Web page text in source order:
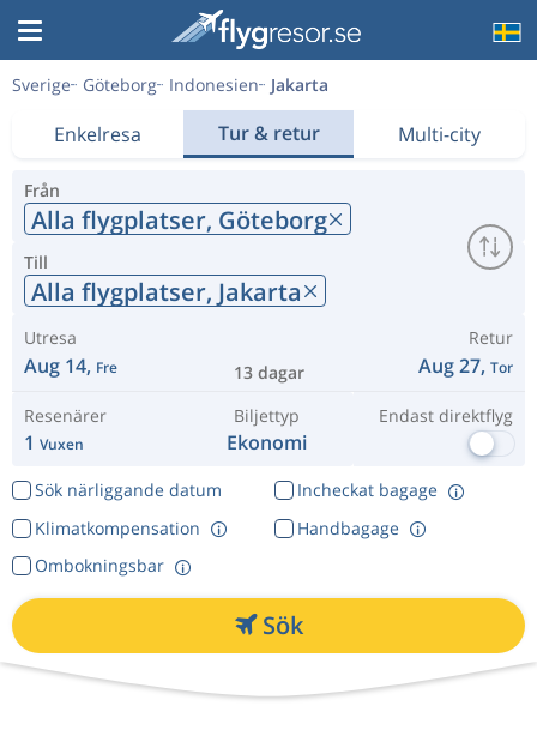
Sverige Göteborg Indonesien Jakarta
Enkelresa Tur & retur Multi-city
Från
Alla flygplatser, Göteborg
Till
Alla flygplatser, Jakarta
Utresa
Aug 14, Fre 13 dagar
Retur
Aug 27, Tor
Resenärer
1 Vuxen
Biljettyp
Ekonomi
Endast direktflyg
Sök närliggande datum
Incheckat bagage
Klimatkompensation
Ombokningsbar
Handbagage
Sök